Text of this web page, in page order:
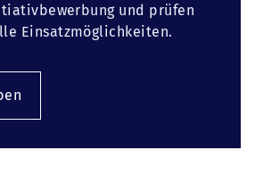
und prüfen
Einsatzmöglichkeiten.